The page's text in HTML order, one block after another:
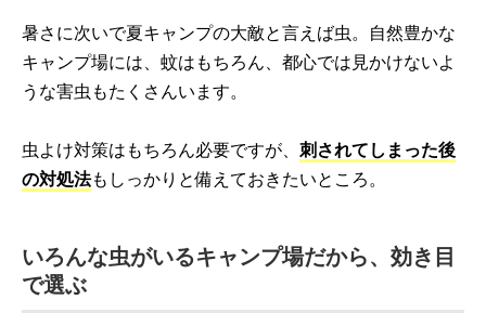
暑さに次いで夏キャンプの大敵と言えば虫。自然豊かな
キャンプ場には、蚊はもちろん、都心では見かけないよ
うな害虫もたくさんいます。
虫よけ対策はもちろん必要ですが、 刺されてしまった後
の対処法もしっかりと備えておきたいところ。
いろんな虫がいるキャンプ場だから、効き目
で選ぶ